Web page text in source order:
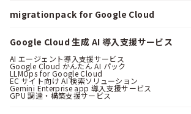
migrationpack for Google Cloud
Google Cloud 生成 AI 導入支援サービス
AI エージェント導入支援サービス
Google Cloud かんたん AI パック
LLMOps for Google Cloud
EC サイト向け AI 検索ソリューション
Gemini Enterprise app 導入支援サービス
GPU 調達・構築支援サービス